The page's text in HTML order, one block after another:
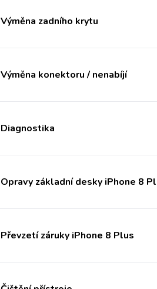
Výměna zadního krytu
Výměna konektoru / nenabíjí
Diagnostika
Opravy základní desky iPhone 8
Převzetí záruky iPhone 8 Plus